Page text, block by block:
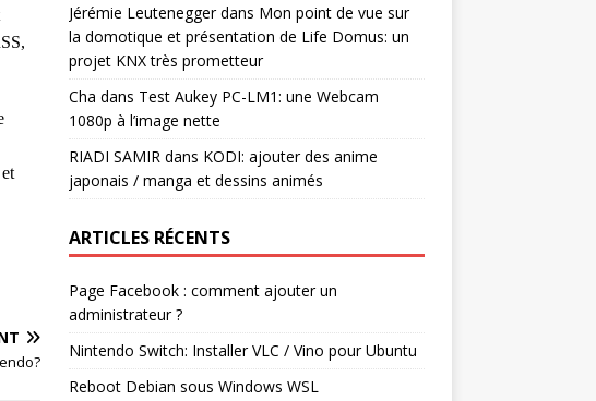
Jérémie Leuteneggerdans Mon point de vue sur
la domotique et présentation de Life Domus: un
projet KNX très prometteur
Cha dans Test Aukey PC-LM1: une Webcam
1080p à l’image nette
RIADI SAMIR dans KODI: ajouter des anime
japonais / manga et dessins animés
ARTICLES RÉCENTS
Page Facebook : comment ajouter un
administrateur ?
Nintendo Switch: Installer VLC / Vino pour Ubuntu
Reboot Debian sous Windows WSL